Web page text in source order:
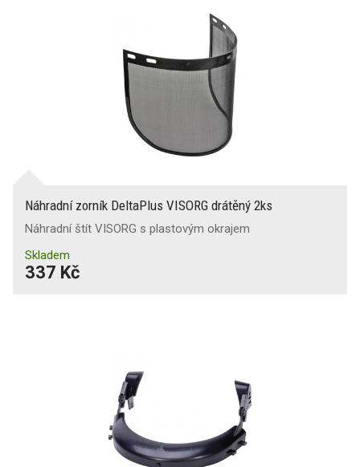
Náhradní zorník DeltaPlus VISORG drátěný 2ks
Náhradní štít VISORG s plastovým okrajem
Skladem
337 Kč